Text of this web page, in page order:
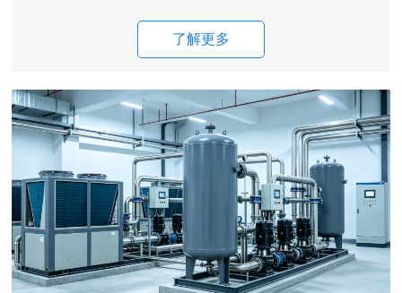
了解更多